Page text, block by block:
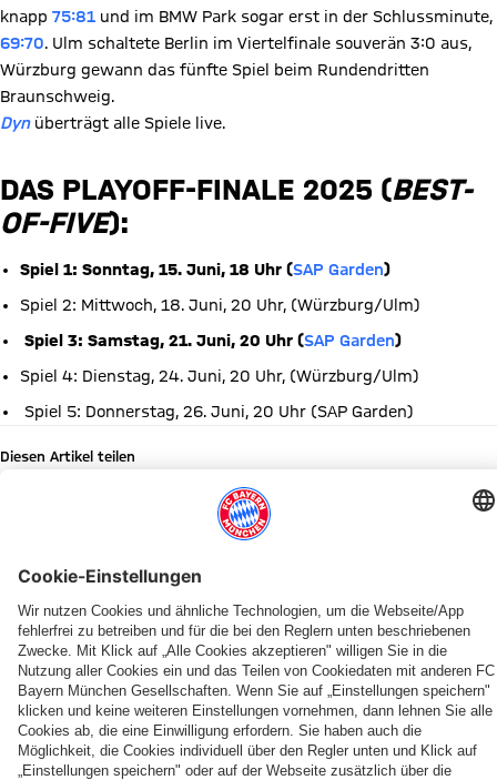
knapp 75:81 und im BMW Park sogar erst in der Schlussminute,
69:70. Ulm schaltete Berlin im Viertelfinale souverän 3:0 aus,
Würzburg gewann das fünfte Spiel beim Rundendritten
Braunschweig.
Dynüberträgt alle Spiele live.
DAS PLAYOFF-FINALE 2025 (BEST-
OF-FIVE):
Spiel 1: Sonntag, 15. Juni, 18 Uhr (SAP Garden)
Spiel 2: Mittwoch, 18. Juni, 20 Uhr, (Würzburg/Ulm)
Spiel 3: Samstag, 21. Juni, 20 Uhr (SAP Garden)
Spiel 4: Dienstag, 24. Juni, 20 Uhr, (Würzburg/Ulm)
Spiel 5: Donnerstag, 26. Juni, 20 Uhr (SAP Garden)
Diesen Artikel teilen
WEITERE NEWS
NEWS
Der
FC
Bayern
stellt
BUNDESLIGA
Zum
BBL-
Start
zwei
PRESEASON
Teampräsentation
der
Bayern
mit
KADERUPDATE
Miles
&
More
bis
INFOS
Pokal-
Wochenende
im
SAP
SAISON 2026/27
Heimspiel-
Start
im
SAP
SAISON 2025/2026
Starke
Bayern-
Zahlen
MEDIENRUNDE
„Wir
wollen
in
der
PARTNER